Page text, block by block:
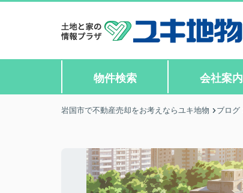
物件検索 会社案内
岩国市で不動産売却をお考えならユキ地物 ブログ